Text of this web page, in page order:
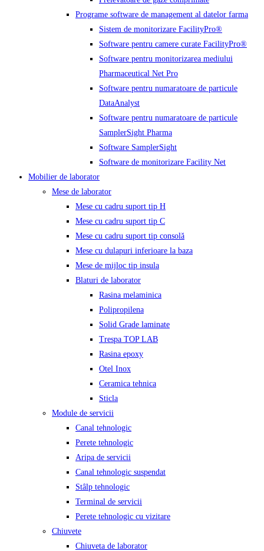
Programe software de management al datelor farma
Sistem de monitorizare FacilityPro®
Software pentru camere curate FacilityPro®
Software pentru monitorizarea mediului
Pharmaceutical Net Pro
Software pentru numaratoare de particule
DataAnalyst
Software pentru numaratoare de particule
SamplerSight Pharma
Software SamplerSight
Software de monitorizare Facility Net
Mobilier de laborator
Mese de laborator
Mese cu cadru suport tip H
Mese cu cadru suport tip C
Mese cu cadru suport tip consolă
Mese cu dulapuri inferioare la baza
Mese de mijloc tip insula
Blaturi de laborator
Rasina melaminica
Polipropilena
Solid Grade laminate
Trespa TOP LAB
Rasina epoxy
Otel Inox
Ceramica tehnica
Sticla
Module de servicii
Canal tehnologic
Perete tehnologic
Aripa de servicii
Canal tehnologic suspendat
Stâlp tehnologic
Terminal de servicii
Perete tehnologic cu vizitare
Chiuvete
Chiuveta de laborator